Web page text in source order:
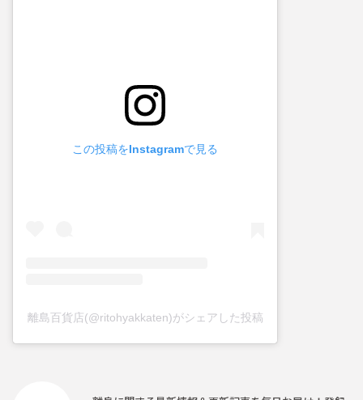
この投稿をInstagramで見る
離島百貨店(@ritohyakkaten)がシェアした投稿